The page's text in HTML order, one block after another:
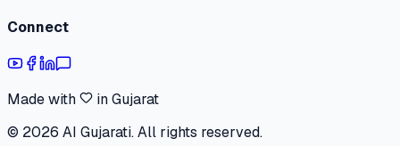
Connect
Made with
in Gujarat
© 2026 AI Gujarati. All rights reserved.